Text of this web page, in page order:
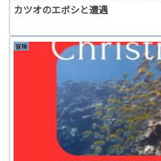
カツオのエボシと遭遇
冒険